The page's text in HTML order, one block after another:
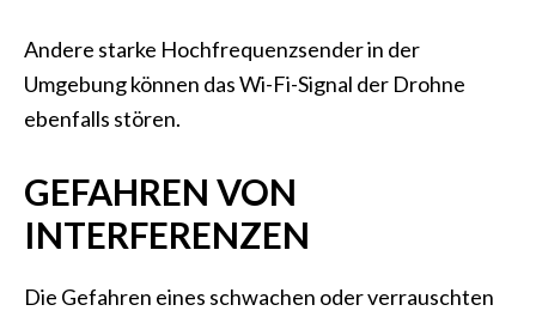
Andere starke Hochfrequenzsender in der
Umgebung können das Wi-Fi-Signal der Drohne
ebenfalls stören.
GEFAHREN VON
INTERFERENZEN
Die Gefahren eines schwachen oder verrauschten